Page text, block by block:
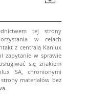
tej strony
w celach
z centralą Kanlux
zapytanie w sprawie
się znakiem
SA, chronionymi
materiałów bez